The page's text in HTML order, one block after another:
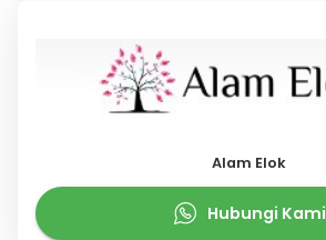
Alam Elok
Hubungi Kami